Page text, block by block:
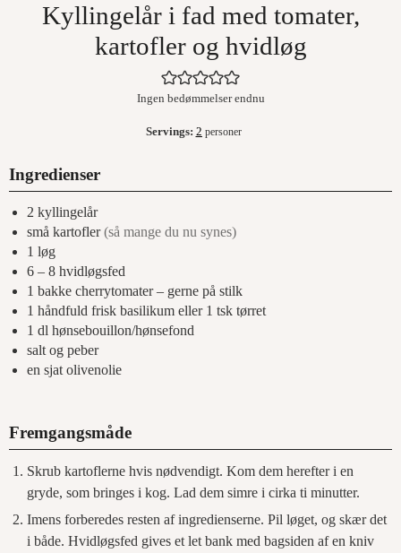
Kyllingelår i fad med tomater,
kartofler og hvidløg
Ingen bedømmelser endnu
Servings: 2 personer
Ingredienser
2 kyllingelår
små kartofler (så mange du nu synes)
1 løg
6 – 8 hvidløgsfed
1 bakke cherrytomater – gerne på stilk
1 håndfuld frisk basilikum eller 1 tsk tørret
1 dl hønsebouillon/hønsefond
salt og peber
en sjat olivenolie
Fremgangsmåde
Skrub kartoflerne hvis nødvendigt. Kom dem herefter i en
gryde, som bringes i kog. Lad dem simre i cirka ti minutter.
Imens forberedes resten af ingredienserne. Pil løget, og skær det
i både. Hvidløgsfed gives et let bank med bagsiden af en kniv